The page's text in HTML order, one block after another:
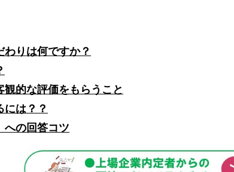
りは何ですか？
的な評価をもらうこと
には？？
への回答コツ